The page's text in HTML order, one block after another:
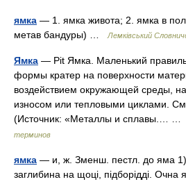
ямка — 1. ямка живота; 2. ямка в
метав бандуры) …
Лемківський
Ямка — Pit Ямка. Маленький
формы кратер на поверхности
воздействием окружающей среды,
износом или тепловыми циклами.
(Источник: «Металлы и сплавы.… …
терминов
ямка — и, ж. Зменш. пестл. до яма
заглибина на щоці, підборідді.